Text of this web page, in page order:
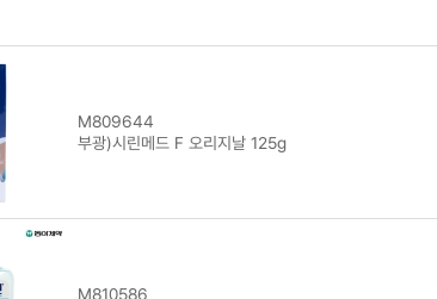
M809644
부광)시린메드 F 오리지날 125g
M810586